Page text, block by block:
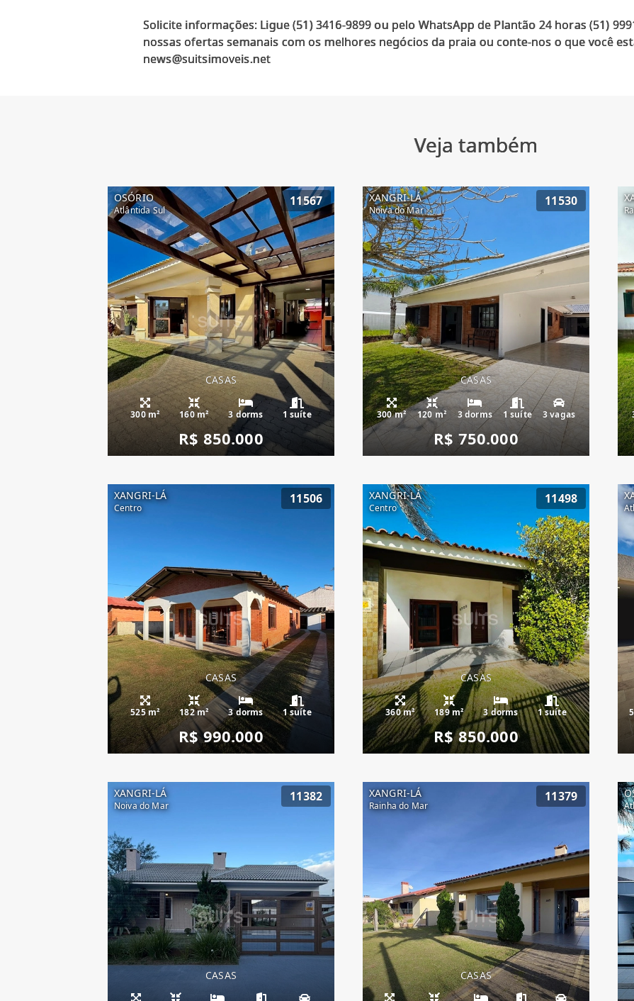
Solicite informações: Ligue (51) 3416-9899 ou pelo WhatsApp de Plantão 24 horas (51)
nossas ofertas semanais com os melhores negócios da praia ou conte-nos o que você
Veja também
OSÓRIO
Atlântida Sul
11567
CASAS
300 m² 160 m² 3 dorms 1 suíte
R$ 850.000
XANGRI-LÁ
Noiva do Mar
11530
CASAS
300 m² 120 m² 3 dorms 1 suíte 3 vagas
R$ 750.000
XANGRI-LÁ
Centro
11506
CASAS
525 m² 182 m² 3 dorms 1 suíte
R$ 990.000
XANGRI-LÁ
Centro
11498
CASAS
360 m² 189 m² 3 dorms 1 suíte
R$ 850.000
XANGRI-LÁ
Noiva do Mar
11382
CASAS
XANGRI-LÁ
Rainha do Mar
11379
CASAS